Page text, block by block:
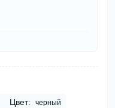
Цвет: черный